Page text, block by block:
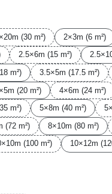
(30 m²)
2×3m (6 m²)
2.5×6m (15 m²)
m²) 3.5×5m (17.5 m²)
(20 m²) 4×6m (24 m²)
m²) 5×8m (40 m²)
(72 m²) 8×10m (80 m²)
(100 m²)
10×12m